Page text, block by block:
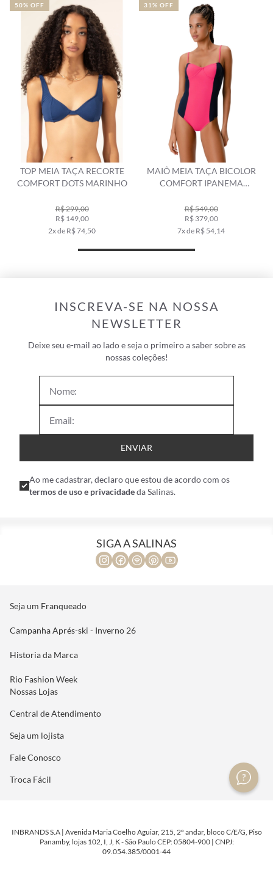
TOP MEIA TAÇA RECORTE
COMFORT DOTS MARINHO
R$ 299,00
R$ 149,00
2x de R$ 74,50
50% OFF
MAIÔ MEIA TAÇA BICOLOR
COMFORT IPANEMA
R$ 549,00
R$ 379,00
7x de R$ 54,14
31% OFF
INSCREVA-SE NA NOSSA
NEWSLETTER
Deixe seu e-mail ao lado e seja o primeiro a saber sobre as
nossas coleções!
ENVIAR
Ao me cadastrar, declaro que estou de acordo com os
termos de uso e privacidadeda Salinas.
SIGA A SALINAS
Seja um Franqueado
Campanha Aprés-ski - Inverno 26
Historia da Marca
Rio Fashion Week
Nossas Lojas
Central de Atendimento
Seja um lojista
Fale Conosco
Troca Fácil
INBRANDS S.A | Avenida Maria Coelho Aguiar, 215, 2º andar, bloco C/E/G, Piso
Panamby, lojas 102, I, J, K - São Paulo CEP: 05804-900 | CNPJ:
09.054.385/0001-44